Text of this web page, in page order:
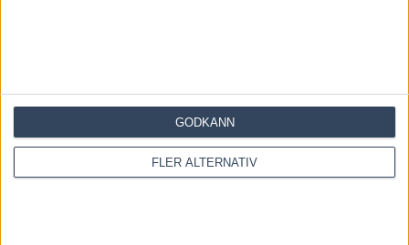
FLER ALTERNATIV
GODKÄNN
Save my name, email, and website in this browser for the